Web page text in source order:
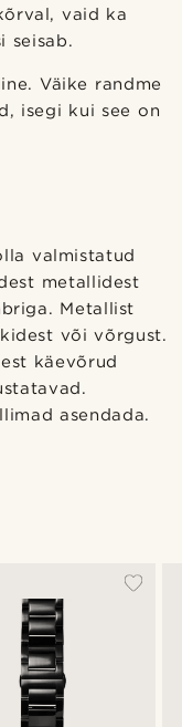
vaid ka
seisab.
Väike randme
isegi kui see on
valmistatud
metallidest
Metallist
või võrgust.
käevõrud
asendada.